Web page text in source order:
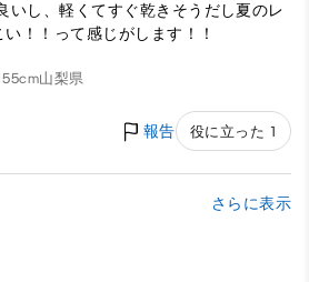
いし、軽くてすぐ乾きそうだし夏のレ
！！って感じがします！！
山梨県
報告 役に立った 1
さらに表示